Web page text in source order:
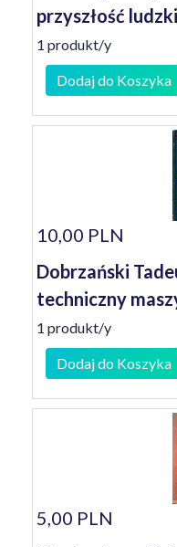
przyszłość
1 produkt/y
Dodaj do Koszyka
10,00 PLN
Dobrzański
techniczny
1 produkt/y
Dodaj do Koszyka
5,00 PLN